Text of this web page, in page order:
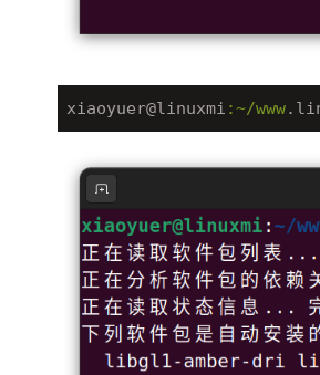
xiaoyuer@linuxmi :~/www